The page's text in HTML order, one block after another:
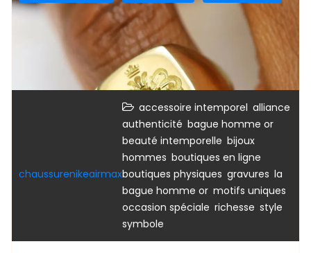
chaussurenikeairmax
accessoire intemporel alliance
authenticité bague homme or
beauté intemporelle bijoux
hommes boutiques en ligne
boutiques physiques gravures la
bague homme or motifs uniques
occasion spéciale richesse style
symbole